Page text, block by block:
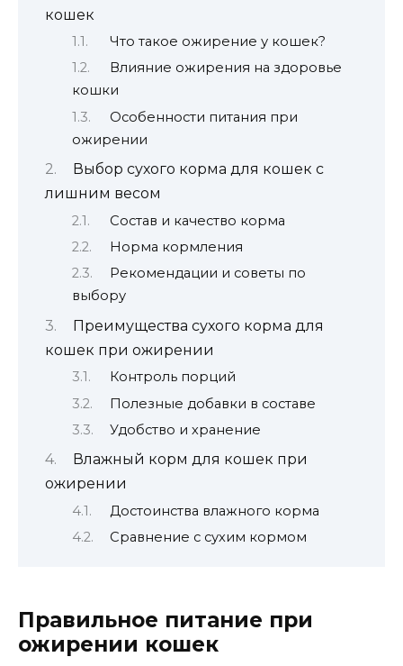
кошек
Что такое ожирение у кошек?
Влияние ожирения на здоровье
кошки
Особенности питания при
ожирении
Выбор сухого корма для кошек с
лишним весом
Состав и качество корма
Норма кормления
Рекомендации и советы по
выбору
Преимущества сухого корма для
кошек при ожирении
Контроль порций
Полезные добавки в составе
Удобство и хранение
Влажный корм для кошек при
ожирении
Достоинства влажного корма
Сравнение с сухим кормом
Правильное питание при
ожирении кошек